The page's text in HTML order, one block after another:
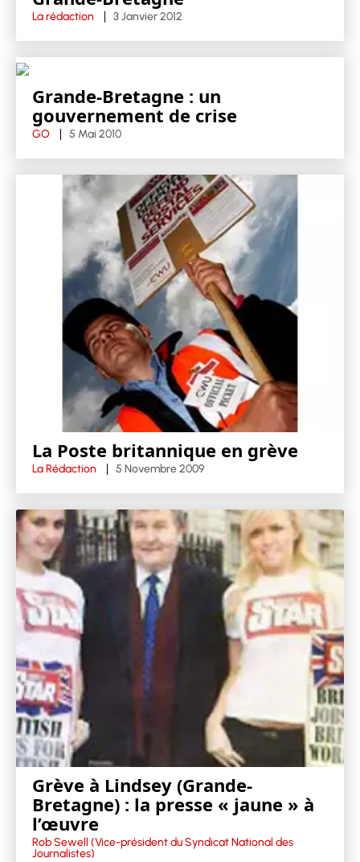
La rédaction 3 Janvier 2012
Grande-Bretagne : un
gouvernement de crise
GO 5 Mai 2010
La Poste britannique en grève
La Rédaction 5 Novembre 2009
Grève à Lindsey (Grande-
Bretagne) : la presse « jaune » à
l’œuvre
Rob Sewell (Vice-président du Syndicat National des
Journalistes)